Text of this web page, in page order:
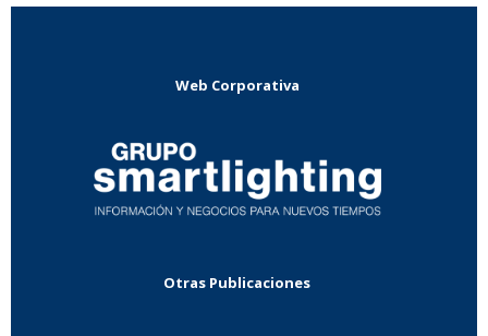
Web Corporativa
Otras Publicaciones